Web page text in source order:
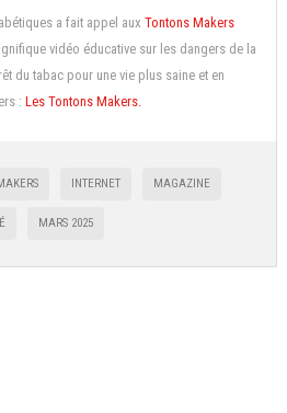
a fait appel aux Tontons Makers
vidéo éducative sur les dangers de la
du tabac pour une vie plus saine et en
: Les Tontons Makers.
INTERNET MAGAZINE
MARS 2025